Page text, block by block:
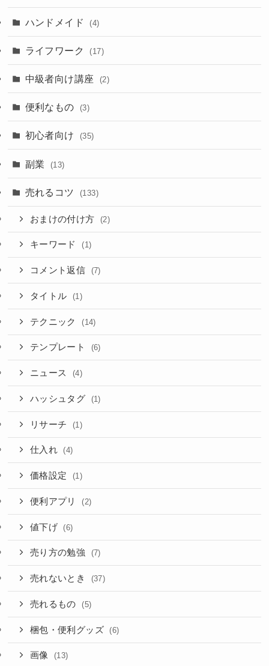
ハンドメイド (4)
ライフワーク (17)
中級者向け講座 (2)
便利なもの (3)
初心者向け (35)
副業 (13)
売れるコツ (133)
おまけの付け方 (2)
キーワード (1)
コメント返信 (7)
タイトル (1)
テクニック (14)
テンプレート (6)
ニュース (4)
ハッシュタグ (1)
リサーチ (1)
仕入れ (4)
価格設定 (1)
便利アプリ (2)
値下げ (6)
売り方の勉強 (7)
売れないとき (37)
売れるもの (5)
梱包・便利グッズ (6)
画像 (13)